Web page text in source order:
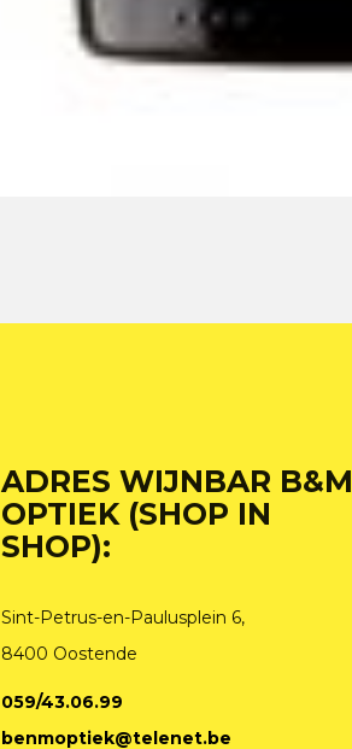
ADRES WIJNBAR B&M
OPTIEK (SHOP IN
SHOP):
Sint-Petrus-en-Paulusplein 6,
8400 Oostende
059/43.06.99
benmoptiek@telenet.be